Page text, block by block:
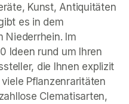
Kunst, Antiquitäten
es in dem
Niederrhein. Im
Ideen rund um Ihren
die Ihnen explizit
Pflanzenraritäten
Clematisarten,